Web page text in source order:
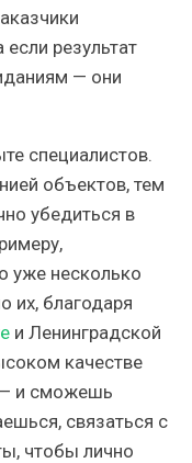
результат
— они
специалистов.
объектов, тем
убедиться в
уже несколько
их, благодаря
и Ленинградской
качестве
— и сможешь
связаться с
чтобы лично